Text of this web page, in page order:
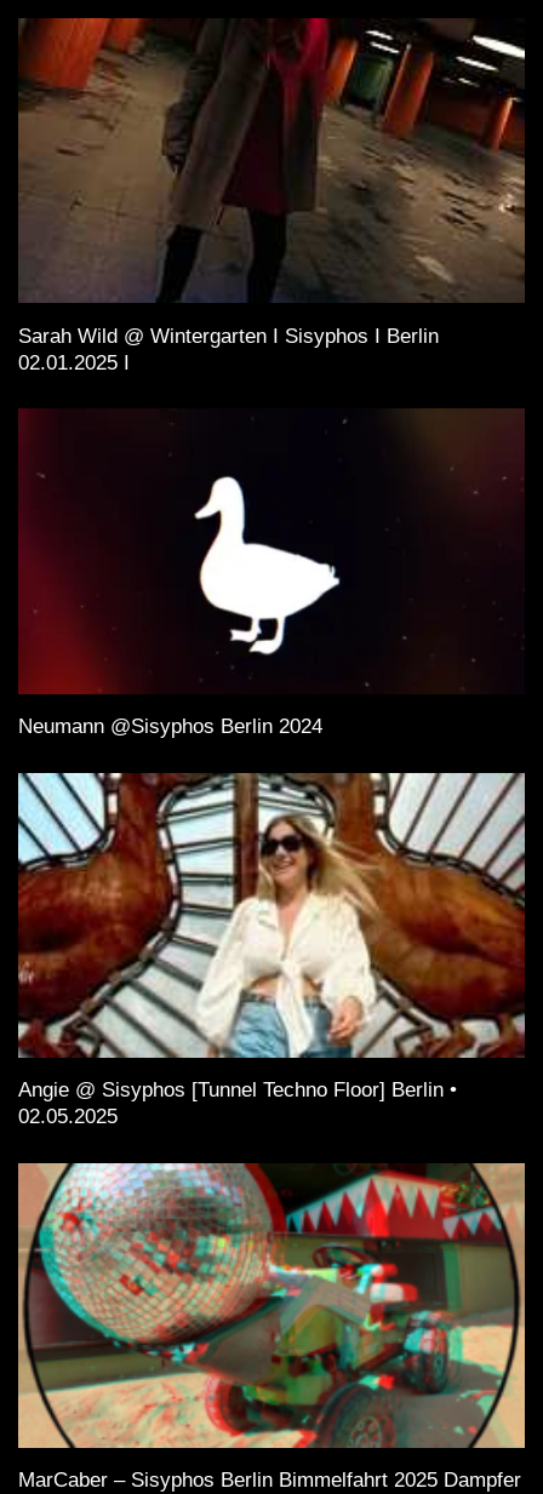
Sarah Wild @ Wintergarten I Sisyphos I Berlin
02.01.2025 I
Neumann @Sisyphos Berlin 2024
Angie @ Sisyphos [Tunnel Techno Floor] Berlin •
02.05.2025
MarCaber – Sisyphos Berlin Bimmelfahrt 2025 Dampfer